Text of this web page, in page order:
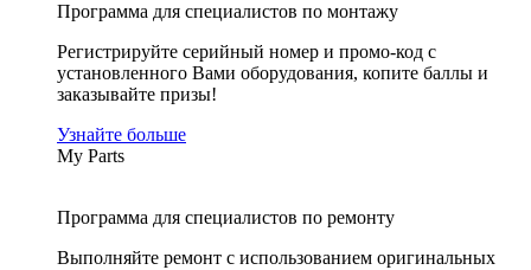
Программа для специалистов по монтажу
Регистрируйте серийный номер и промо-код с
установленного Вами оборудования, копите баллы и
заказывайте призы!
Узнайте больше
My Parts
Программа для специалистов по ремонту
Выполняйте ремонт с использованием оригинальных